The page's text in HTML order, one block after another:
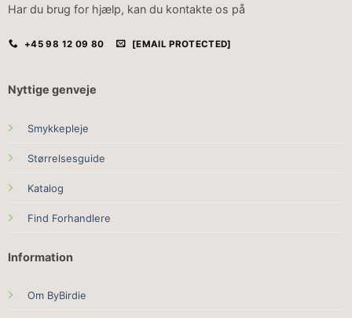
Har du brug for hjælp, kan du kontakte os på
+45 98 12 09 80 [EMAIL PROTECTED]
Nyttige genveje
Smykkepleje
Størrelsesguide
Katalog
Find Forhandlere
Information
Om ByBirdie